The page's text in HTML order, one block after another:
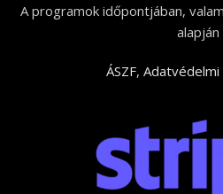
A programok időpontjában,
alapján
ÁSZF,